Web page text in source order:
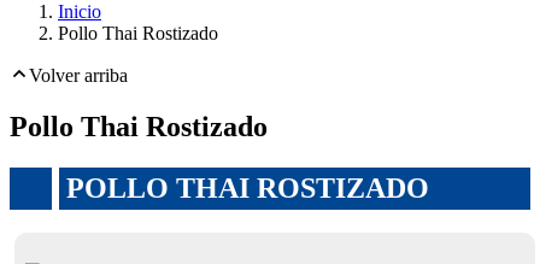
Inicio
Pollo Thai Rostizado
Volver arriba
Pollo Thai Rostizado
POLLO THAI ROSTIZADO